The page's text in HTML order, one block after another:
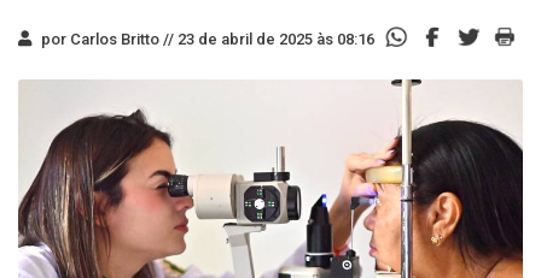
por Carlos Britto // 23 de abril de 2025 às 08:16